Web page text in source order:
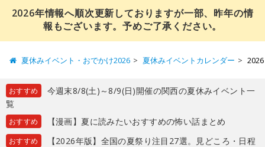
2026年情報へ順次更新しておりますが一部、昨年の情
報もございます。予めご了承ください。
夏休みイベント・おでかけ2026 夏休みイベントカレンダー
おすすめ
今週末8/8(土)～8/9(日)開催の関西の夏休みイベント一
覧
おすすめ 【漫画】夏に読みたいおすすめの怖い話まとめ
おすすめ
【2026年版】全国の夏祭り注目27選。見どころ・日程